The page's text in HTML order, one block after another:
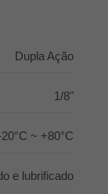
Dupla Ação
1/8"
20°C ~ +80°C
e lubrificado